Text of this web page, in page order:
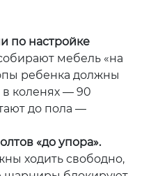
по настройке
мебель «на
ребенка должны
в коленях — 90
до пола —
«до упора».
ходить свободно,